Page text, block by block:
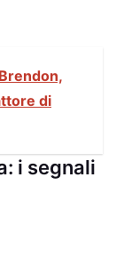
di
i segnali